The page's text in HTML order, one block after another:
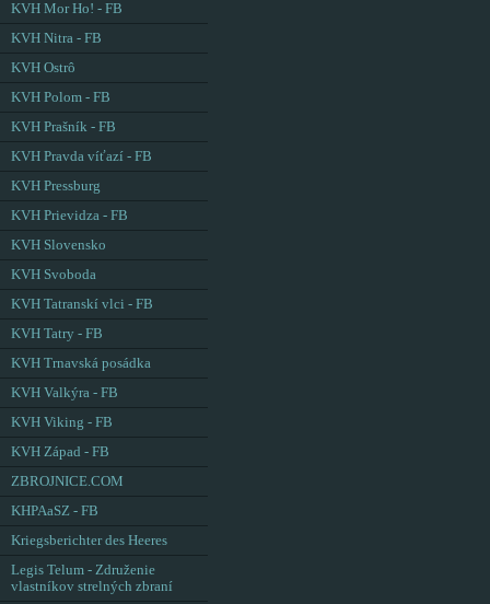
KVH Mor Ho! - FB
KVH Nitra - FB
KVH Ostrô
KVH Polom - FB
KVH Prašník - FB
KVH Pravda víťazí - FB
KVH Pressburg
KVH Prievidza - FB
KVH Slovensko
KVH Svoboda
KVH Tatranskí vlci - FB
KVH Tatry - FB
KVH Trnavská posádka
KVH Valkýra - FB
KVH Viking - FB
KVH Západ - FB
ZBROJNICE.COM
KHPAaSZ - FB
Kriegsberichter des Heeres
Legis Telum - Združenie
vlastníkov strelných zbraní